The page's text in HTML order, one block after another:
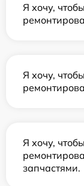
Я хочу,
Я хочу,
Я хочу,
запчастями.